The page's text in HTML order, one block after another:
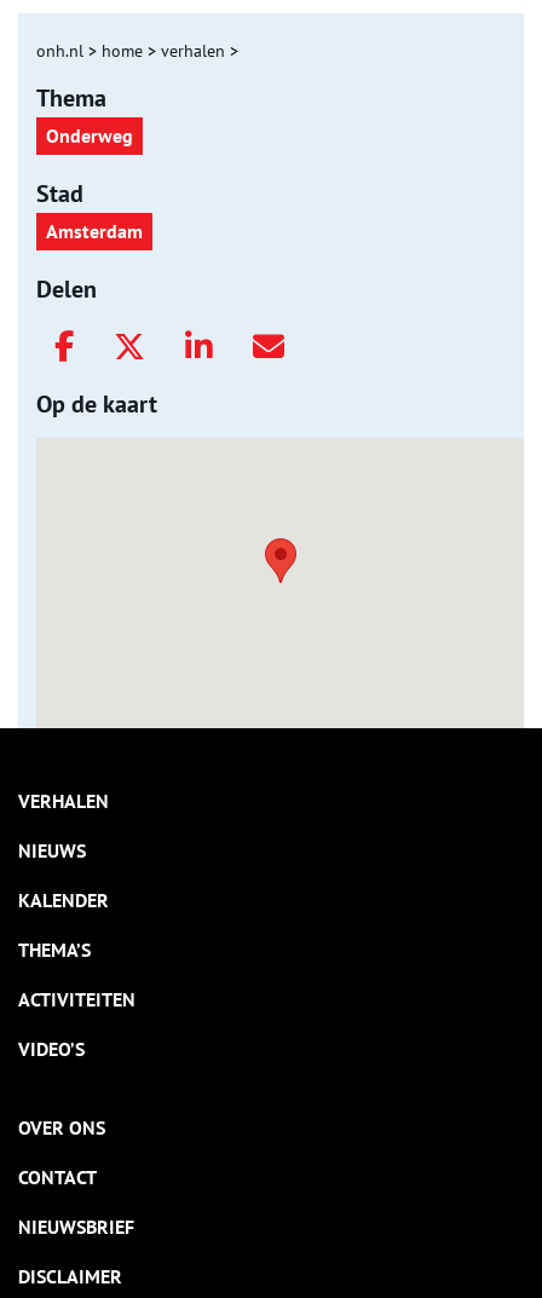
onh.nl > home > verhalen >
Thema
Onderweg
Stad
Amsterdam
Delen
Op de kaart
VERHALEN
NIEUWS
KALENDER
THEMA’S
ACTIVITEITEN
VIDEO’S
OVER ONS
CONTACT
NIEUWSBRIEF
DISCLAIMER